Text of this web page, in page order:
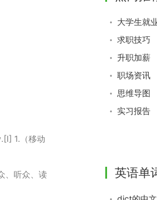
1.（移动
、听众、读
大学生就
求职技巧
升职加薪
职场资讯
思维导图
实习报告
英语单